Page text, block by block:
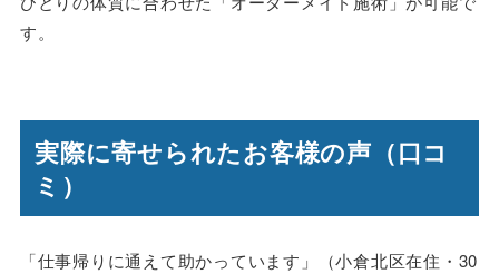
す。
実際に寄せられたお客様の声（口コ
ミ）
「仕事帰りに通えて助かっています」（小倉北区在住・30